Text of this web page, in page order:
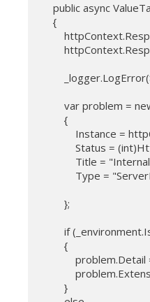
public async
    {
var problem =
        {
Instance =
Status =
Title =
Type =
        };
if
        {
        }